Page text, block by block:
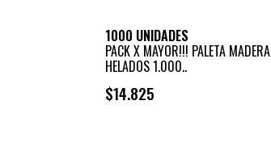
1000 UNIDADES
PACK X MAYOR!!! PALETA MADERA
HELADOS 1.000..
$14.825